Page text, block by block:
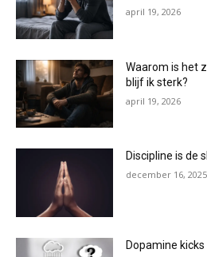
april 19, 2026
Waarom is het
blijf ik sterk?
april 19, 2026
Discipline is de
december 16, 2025
Dopamine